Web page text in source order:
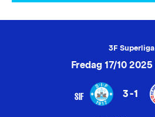
3F Superliga
Fredag 17/10 2025
SIF 3-1